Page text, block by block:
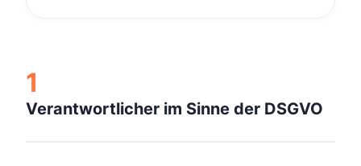
1
Verantwortlicher im Sinne der DSGVO